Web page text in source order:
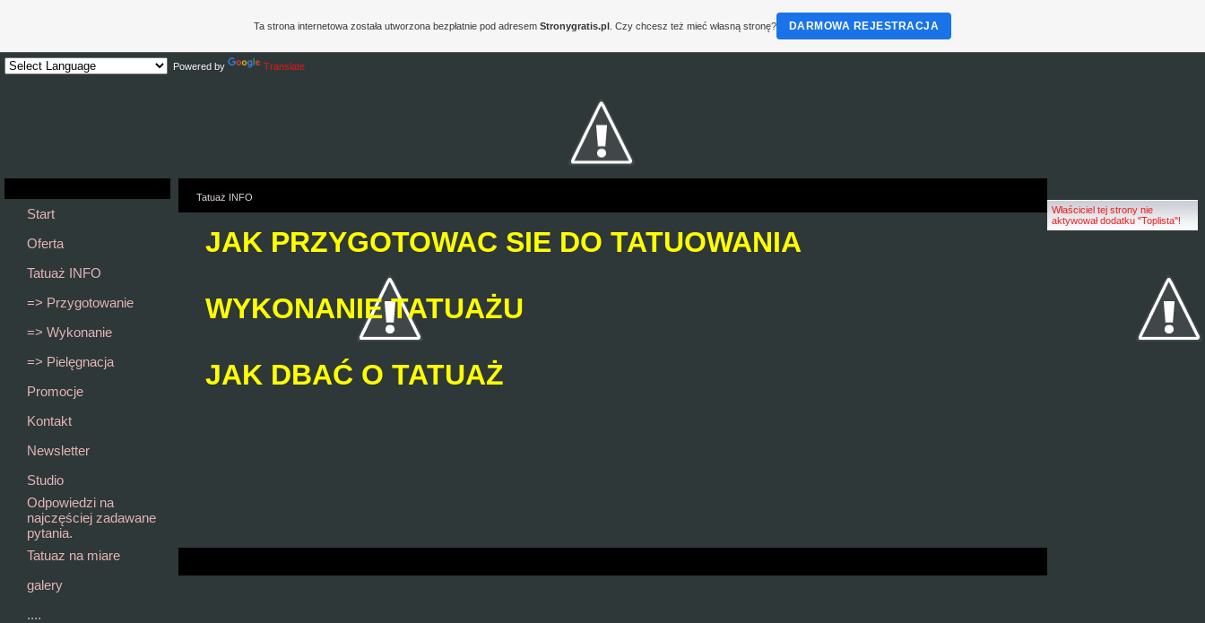
Powered by Translate
Start
Oferta
Tatuaż INFO
=> Przygotowanie
=> Wykonanie
=> Pielęgnacja
Promocje
Kontakt
Newsletter
Studio
Odpowiedzi na
najczęściej zadawane
pytania.
Tatuaz na miare
galery
....
Tatuaż INFO
JAK PRZYGOTOWAC SIE DO TATUOWANIA
WYKONANIE TATUAŻU
JAK DBAĆ O TATUAŻ
Właściciel tej strony nie
aktywował dodatku "Toplista"!
Ta strona internetowa została utworzona bezpłatnie pod adresem Stronygratis.pl. Czy chcesz też mieć własną stronę? DARMOWA REJESTRACJA